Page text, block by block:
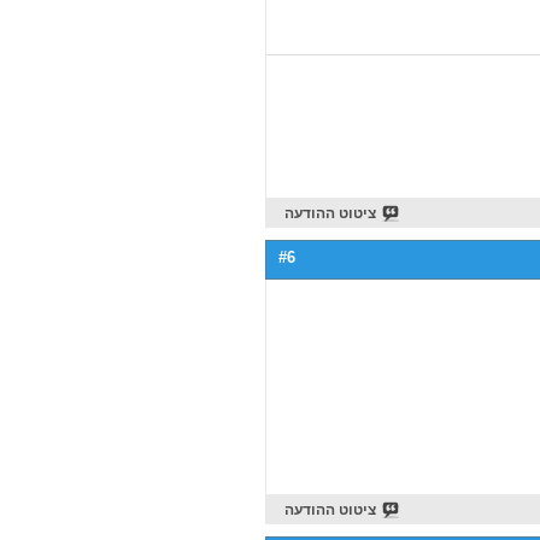
ציטוט ההודעה
#6
ציטוט ההודעה